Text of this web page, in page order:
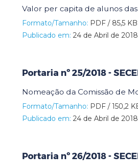
Valor per capita de alunos
Formato/Tamanho: PDF / 85,5 KB
Publicado em: 24 de Abril de 2018
Portaria nº 25/2018 -
Nomeação da Comissão de
Formato/Tamanho: PDF / 150,2
Publicado em: 24 de Abril de 2018
Portaria nº 26/2018 -